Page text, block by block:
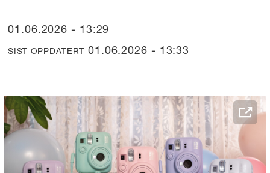
01.06.2026 - 13:29
SIST OPPDATERT 01.06.2026 - 13:33